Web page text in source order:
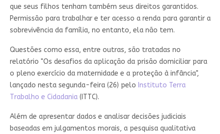
que seus filhos tenham também seus direitos garantidos.
Permissão para trabalhar e ter acesso a renda para garantir a
sobrevivência da família, no entanto, ela não tem.
Questões como essa, entre outras, são tratadas no
relatório "Os desafios da aplicação da prisão domiciliar para
o pleno exercício da maternidade e a proteção à infância",
lançado nesta segunda-feira (26) pelo Instituto Terra
Trabalho e Cidadania(ITTC).
Além de apresentar dados e analisar decisões judiciais
baseadas em julgamentos morais, a pesquisa qualitativa